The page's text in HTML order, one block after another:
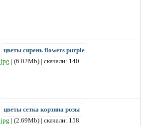
цветы сирень flowers purple
jpg | (6.02Mb) | скачали: 140
цветы сетка корзина розы
jpg | (2.69Mb) | скачали: 158